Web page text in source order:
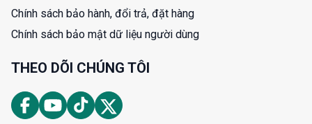
Chính sách bảo hành, đổi trả, đặt hàng
Chính sách bảo mật dữ liệu người dùng
THEO DÕI CHÚNG TÔI